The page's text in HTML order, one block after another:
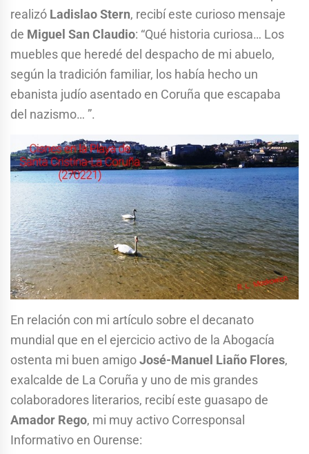
realizó Ladislao Stern, recibí este curioso mensaje
de Miguel San Claudio: “Qué historia curiosa… Los
muebles que heredé del despacho de mi abuelo,
según la tradición familiar, los había hecho un
ebanista judío asentado en Coruña que escapaba
del nazismo… ”.
En relación con mi artículo sobre el decanato
mundial que en el ejercicio activo de la Abogacía
ostenta mi buen amigoJosé-Manuel Liaño Flores,
exalcalde de La Coruña y uno de mis grandes
colaboradores literarios, recibí este guasapo de
Amador Rego, mi muy activo Corresponsal
Informativo en Ourense: